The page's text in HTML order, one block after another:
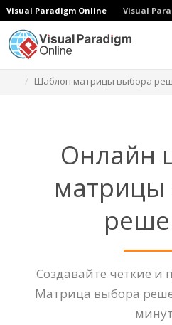
Visual Paradigm Online Visual
Шаблон матрицы выбора
Онлайн
матрицы
Создавайте четкие и
Матрица выбора